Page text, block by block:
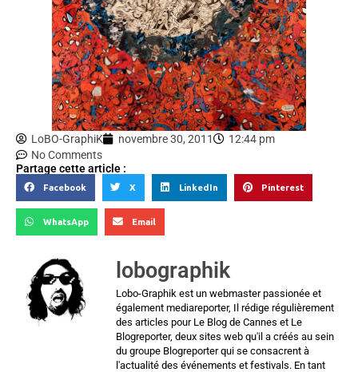
LoBO-GraphiK novembre 30, 2011
12:44 pm
No Comments
Partage cette article :
Facebook X LinkedIn Pinterest
WhatsApp Email
lobographik
Lobo-Graphik est un webmaster passionée et
également mediareporter, Il rédige régulièrement
des articles pour Le Blog de Cannes et Le
Blogreporter, deux sites web qu'il a créés au sein
du groupe Blogreporter qui se consacrent à
l'actualité des événements et festivals. En tant